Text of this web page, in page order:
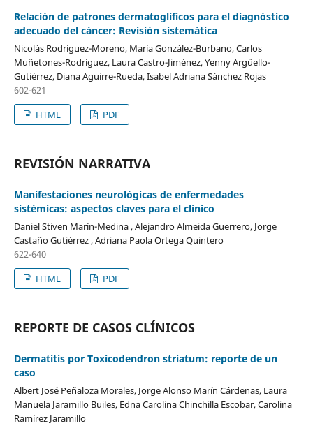
Relación de patrones dermatoglíficos para el diagnóstico
adecuado del cáncer: Revisión sistemática
Nicolás Rodríguez-Moreno, María González-Burbano, Carlos
Muñetones-Rodríguez, Laura Castro-Jiménez, Yenny Argüello-
Gutiérrez, Diana Aguirre-Rueda, Isabel Adriana Sánchez Rojas
602-621
HTML
PDF
REVISIÓN NARRATIVA
Manifestaciones neurológicas de enfermedades
sistémicas: aspectos claves para el clínico
Daniel Stiven Marín-Medina , Alejandro Almeida Guerrero, Jorge
Castaño Gutiérrez , Adriana Paola Ortega Quintero
622-640
HTML
PDF
REPORTE DE CASOS CLÍNICOS
Dermatitis por Toxicodendron striatum: reporte de un
caso
Albert José Peñaloza Morales, Jorge Alonso Marín Cárdenas, Laura
Manuela Jaramillo Builes, Edna Carolina Chinchilla Escobar, Carolina
Ramírez Jaramillo